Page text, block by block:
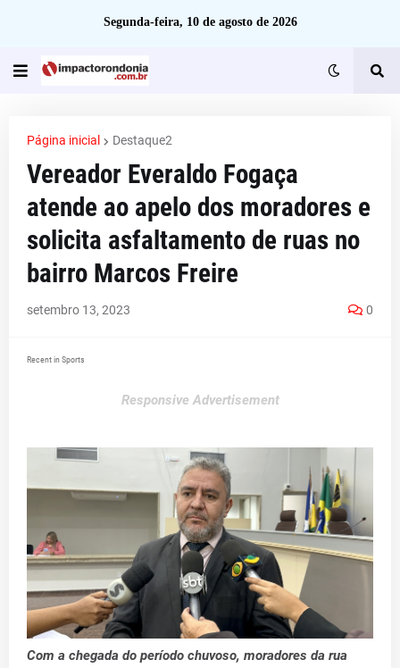
Segunda-feira, 10 de agosto de 2026
Página inicial Destaque2
Vereador Everaldo Fogaça
atende ao apelo dos moradores e
solicita asfaltamento de ruas no
bairro Marcos Freire
setembro 13, 2023 0
Recent in Sports
Responsive Advertisement
Com a chegada do período chuvoso, moradores da rua